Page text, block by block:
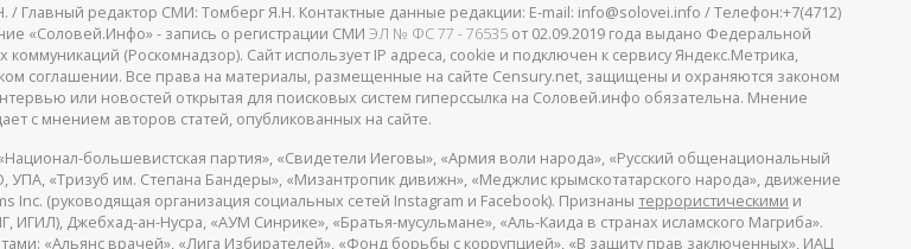
редактор СМИ: Томберг Я.Н. Контактные данные редакции: E-mail: info@solovei.info / Телефон:+7(4712)
«Соловей.Инфо» - запись о регистрации СМИ ЭЛ № ФС 77 - 76535 от 02.09.2019 года выдано Федеральной
(Роскомнадзор). Сайт использует IP адреса, cookie и подключен к сервису Яндекс.Метрика,
соглашении. Все права на материалы, размещенные на сайте Censury.net, защищены и охраняются законом
или новостей открытая для поисковых систем гиперссылка на Соловей.инфо обязательна. Мнение
с мнением авторов статей, опубликованных на сайте.
большевистская партия», «Свидетели Иеговы», «Армия воли народа», «Русский общенациональный
«Тризуб им. Степана Бандеры», «Мизантропик дивижн», «Меджлис крымскотатарского народа», движение
Inc. (руководящая организация социальных сетей Instagram и Facebook). Признаны террористическими и
Джебхад-ан-Нусра, «АУМ Синрике», «Братья-мусульмане», «Аль-Каида в странах исламского Магриба».
«Альянс врачей», «Лига Избирателей», «Фонд борьбы с коррупцией», «В защиту прав заключенных», ИАЦ